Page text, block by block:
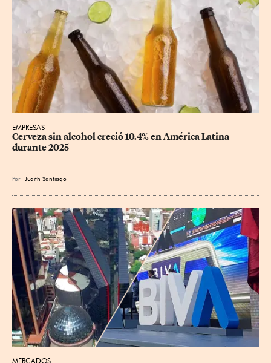
EMPRESAS
Cerveza sin alcohol creció 10.4% en América Latina
durante 2025
Por Judith Santiago
MERCADOS